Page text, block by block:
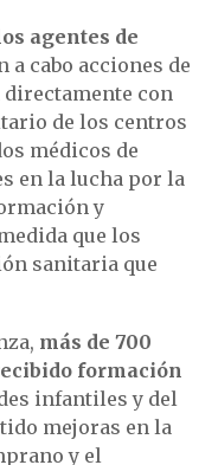
agentes de
a cabo acciones de
con
de los centros
médicos de
en la lucha por la
y
que los
sanitaria que
más de 700
formación
infantiles y del
mejoras en la
y el